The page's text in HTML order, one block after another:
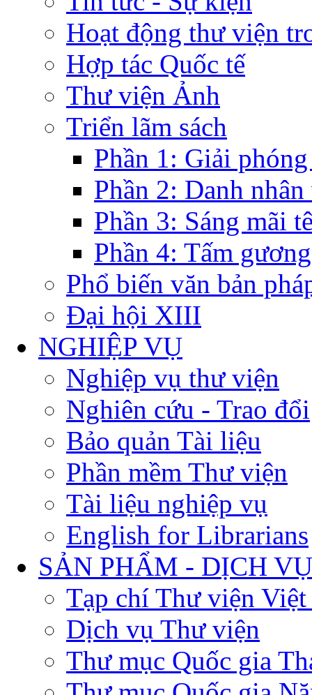
Hoạt động thư viện
Hợp tác Quốc tế
Thư viện Ảnh
Triển lãm sách
Phần 1: Giải
Phần 2: Danh nhân
Phần 3: Sáng mãi
Phần 4: Tấm
Phổ biến văn bản
Đại hội XIII
NGHIỆP VỤ
Nghiệp vụ thư viện
Nghiên cứu - Trao đổi
Bảo quản Tài liệu
Phần mềm Thư viện
Tài liệu nghiệp vụ
English for Librarians
SẢN PHẨM - DỊCH VỤ
Tạp chí Thư viện Việt
Dịch vụ Thư viện
Thư mục Quốc gia